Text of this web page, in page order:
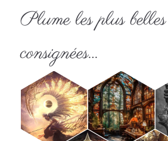
Plume les plus
consignées…